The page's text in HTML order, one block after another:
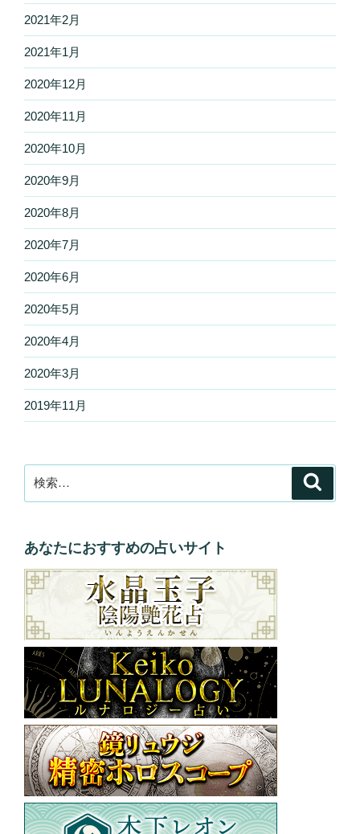
2021年2月
2021年1月
2020年12月
2020年11月
2020年10月
2020年9月
2020年8月
2020年7月
2020年6月
2020年5月
2020年4月
2020年3月
2019年11月
索:
あなたにおすすめの占いサイト